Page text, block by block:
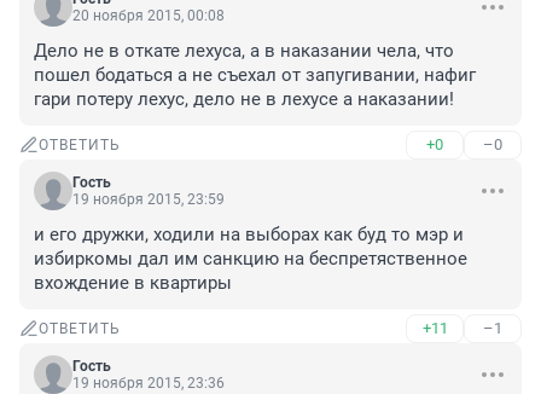
20 ноября 2015, 00:08
Дело не в откате лехуса, а в наказании чела, что
пошел бодаться а не съехал от запугивании, нафиг
гари потеру лехус, дело не в лехусе а наказании!
ОТВЕТИТЬ +0 –0
Гость
19 ноября 2015, 23:59
и его дружки, ходили на выборах как буд то мэр и
избиркомы дал им санкцию на беспретяственное
вхождение в квартиры
ОТВЕТИТЬ +11 –1
Гость
19 ноября 2015, 23:36